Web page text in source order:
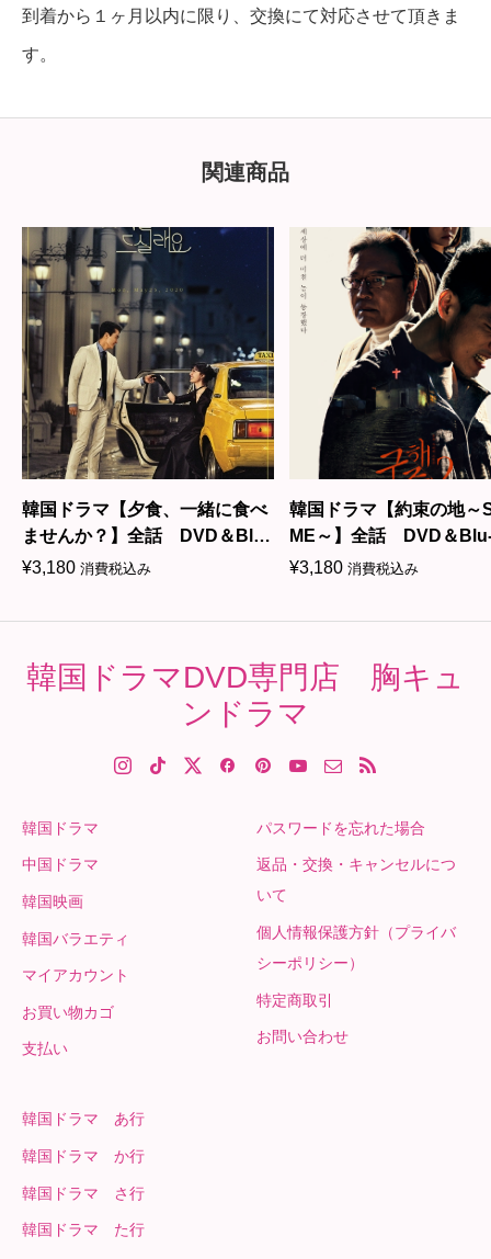
到着から１ヶ月以内に限り、交換にて対応させて頂きま
す。
関連商品
韓国ドラマ【夕食、一緒に食べ
ませんか？】全話 DVD＆Blu-
ray
¥3,180 消費税込み
韓国ドラマ【約束の地～
ME～】全話 DVD＆
¥3,180 消費税込み
韓国ドラマDVD専門店 胸キュ
ンドラマ
韓国ドラマ
中国ドラマ
韓国映画
韓国バラエティ
マイアカウント
お買い物カゴ
支払い
パスワードを忘れた場合
返品・交換・キャンセルにつ
いて
個人情報保護方針（プライバ
シーポリシー）
特定商取引
お問い合わせ
韓国ドラマ あ行
韓国ドラマ か行
韓国ドラマ さ行
韓国ドラマ た行